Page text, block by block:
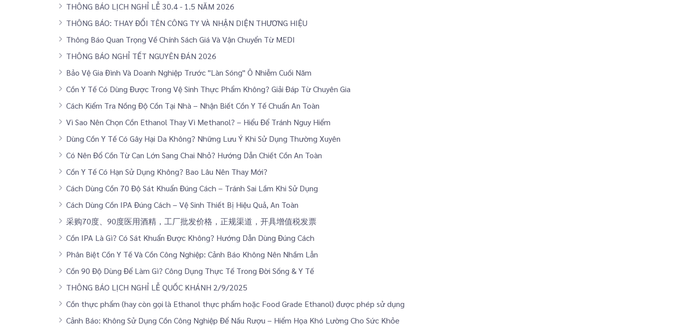
THÔNG BÁO LỊCH NGHỈ LỄ 30.4 - 1.5 NĂM 2026
THÔNG BÁO: THAY ĐỔI TÊN CÔNG TY VÀ NHẬN DIỆN THƯƠNG HIỆU
Thông Báo Quan Trọng Về Chính Sách Giá Và Vận Chuyển Từ MEDI
THÔNG BÁO NGHỈ TẾT NGUYÊN ĐÁN 2026
Bảo Vệ Gia Đình Và Doanh Nghiệp Trước "Làn Sóng" Ô Nhiễm Cuối Năm
Cồn Y Tế Có Dùng Được Trong Vệ Sinh Thực Phẩm Không? Giải Đáp Từ Chuyên Gia
Cách Kiểm Tra Nồng Độ Cồn Tại Nhà – Nhận Biết Cồn Y Tế Chuẩn An Toàn
Vì Sao Nên Chọn Cồn Ethanol Thay Vì Methanol? – Hiểu Để Tránh Nguy Hiểm
Dùng Cồn Y Tế Có Gây Hại Da Không? Những Lưu Ý Khi Sử Dụng Thường Xuyên
Có Nên Đổ Cồn Từ Can Lớn Sang Chai Nhỏ? Hướng Dẫn Chiết Cồn An Toàn
Cồn Y Tế Có Hạn Sử Dụng Không? Bao Lâu Nên Thay Mới?
Cách Dùng Cồn 70 Độ Sát Khuẩn Đúng Cách – Tránh Sai Lầm Khi Sử Dụng
Cách Dùng Cồn IPA Đúng Cách – Vệ Sinh Thiết Bị Hiệu Quả, An Toàn
采购70度、90度医用酒精，工厂批发价格，正规渠道，开具增值税发票
Cồn IPA Là Gì? Có Sát Khuẩn Được Không? Hướng Dẫn Dùng Đúng Cách
Phân Biệt Cồn Y Tế Và Cồn Công Nghiệp: Cảnh Báo Không Nên Nhầm Lẫn
Cồn 90 Độ Dùng Để Làm Gì? Công Dụng Thực Tế Trong Đời Sống & Y Tế
THÔNG BÁO LỊCH NGHỈ LỄ QUỐC KHÁNH 2/9/2025
Cồn thực phẩm (hay còn gọi là Ethanol thực phẩm hoặc Food Grade Ethanol) được phép sử dụng
Cảnh Báo: Không Sử Dụng Cồn Công Nghiệp Để Nấu Rượu – Hiểm Họa Khó Lường Cho Sức Khỏe